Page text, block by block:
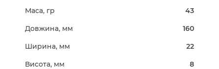
Маса, гр 43
Довжина, мм 160
Ширина, мм 22
Висота, мм 8